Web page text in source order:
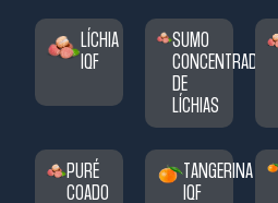
LÍCHIA
IQF
SUMO
CONCENTRADO
DE
LÍCHIAS
PURÉ
COADO
TANGERINA
IQF